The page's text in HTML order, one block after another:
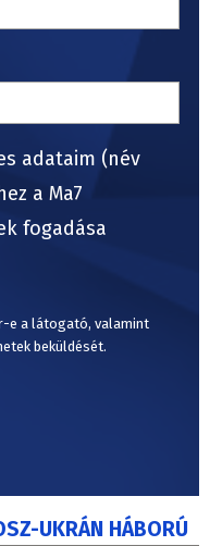
adataim (név
a Ma7
fogadása
e a látogató, valamint
beküldését.
UKRÁN HÁBORÚ